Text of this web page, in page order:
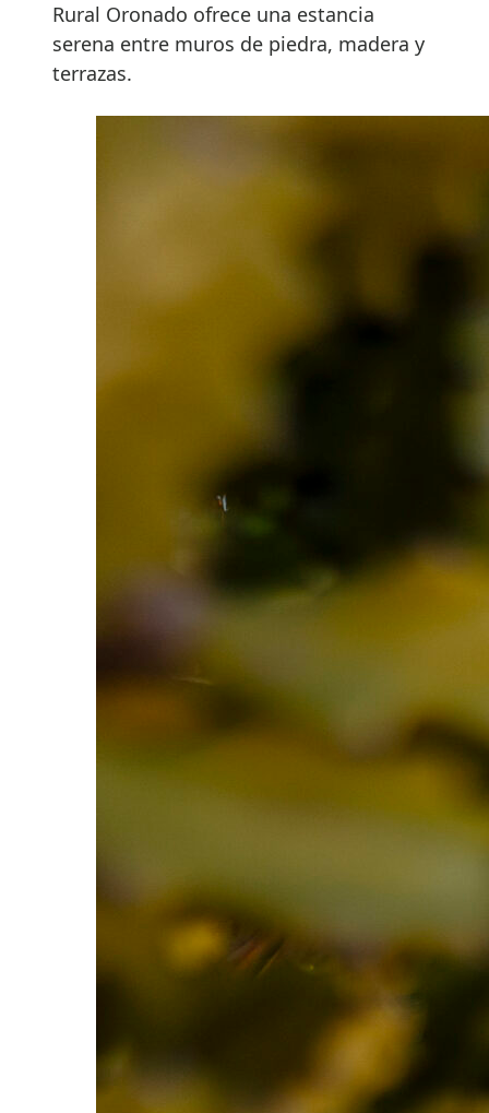
Rural Oronado ofrece una estancia
serena entre muros de piedra, madera y
terrazas.